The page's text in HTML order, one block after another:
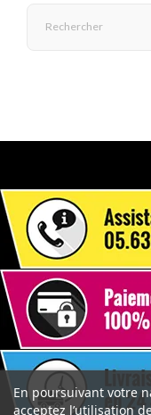
En poursuivant votre
acceptez l’utilisation